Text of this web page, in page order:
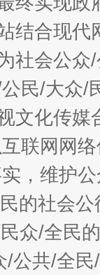
结合现
社会公
民/大众/
文化传
联网网
，维护
的社会公
众/全民
/公共/全